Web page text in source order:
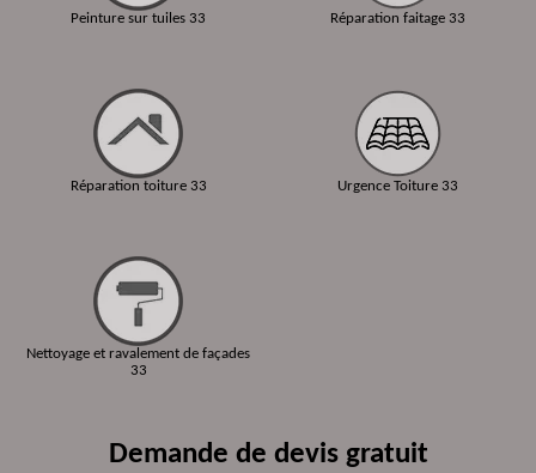
Peinture sur tuiles 33
Réparation toiture 33
Nettoyage et ravalement de façades
33
Réparation faitage 33
Urgence Toiture 33
Demande de devis gratuit